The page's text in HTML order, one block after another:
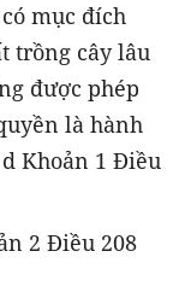
mục đích
trồng cây lâu
được phép
là hành
Khoản 1 Điều
2 Điều 208